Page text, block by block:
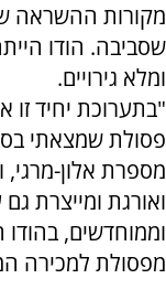
מקורות ההשראה
שסביבה. הודו
ומלא גירויים.
"בתערוכת יחיד זו
פסולת שמצאתי
מספרת אלון-
ואורגת ומייצרת
וממוחדשים, בהודו
מפסולת למכירה